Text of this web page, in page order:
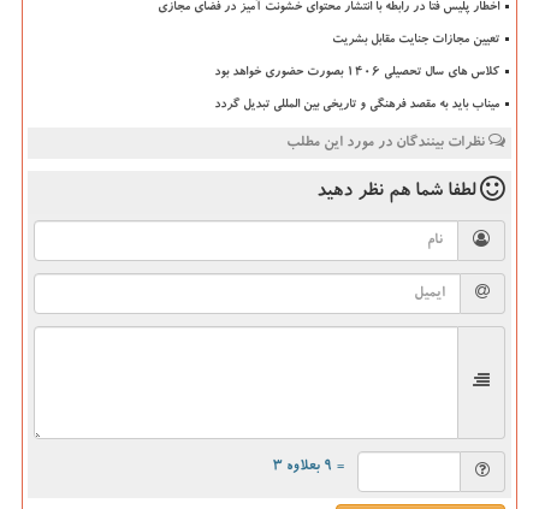
اخطار پلیس فتا در رابطه با انتشار محتوای خشونت آمیز در فضای مجازی
تعیین مجازات جنایت مقابل بشریت
کلاس های سال تحصیلی ۱۴۰۶ بصورت حضوری خواهد بود
میناب باید به مقصد فرهنگی و تاریخی بین المللی تبدیل گردد
نظرات بینندگان در مورد این مطلب
لطفا شما هم نظر دهید
= ۹ بعلاوه ۳